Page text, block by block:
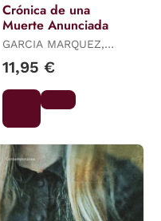
Crónica de una
Muerte Anunciada
GARCIA MARQUEZ,
GABRIEL
11,95 €